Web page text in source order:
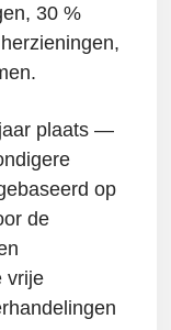
30 %
plaats —
op
de
vrije